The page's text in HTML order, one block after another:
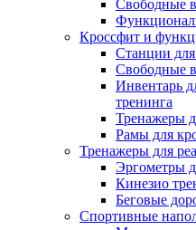
Свободные
Кроссфит и
Станции
Свободные
Инвентарь
тренинга
Тренажеры
Рамы для
Тренажеры для
Эргометры
Кинезио
Беговые
Спортивные